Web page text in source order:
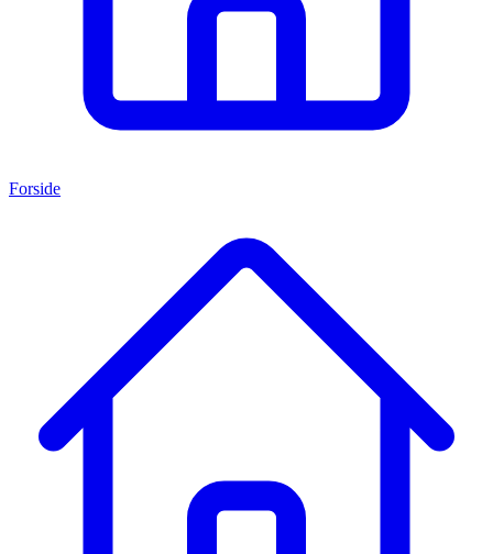
Forside